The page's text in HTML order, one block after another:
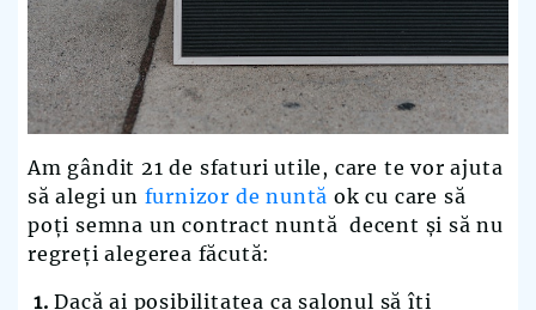
Am gândit 21 de sfaturi utile, care te vor ajuta
să alegi un furnizor de nuntă ok cu care să
poți semna un contract nuntă decent și să nu
regreți alegerea făcută:
1. Dacă ai posibilitatea ca salonul să îți